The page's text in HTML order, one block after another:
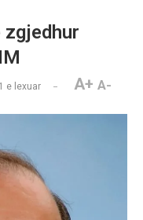
e lexuar A+ A-